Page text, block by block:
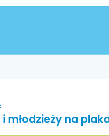
młodzieży na